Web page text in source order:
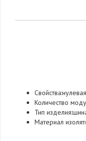
Количество
Тип
Материал